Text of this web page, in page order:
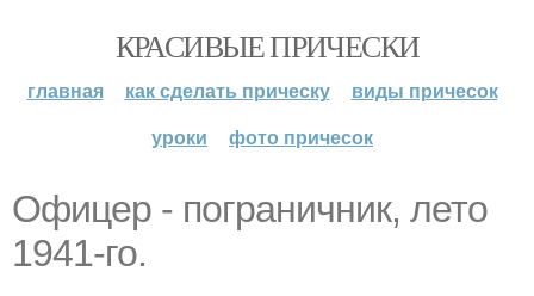
КРАСИВЫЕ ПРИЧЕСКИ
главная как сделать прическу
виды причесок
уроки
фото причесок
Офицер - пограничник, лето
1941-го.